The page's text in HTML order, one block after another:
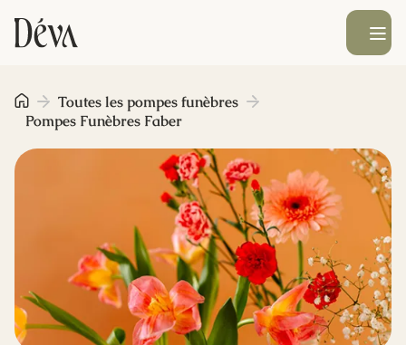
Obsèques
Prévoyance
Monument funéraire
Livraison de fleurs
Ouvrir le
Toutes les pompes funèbres
Pompes Funèbres Faber